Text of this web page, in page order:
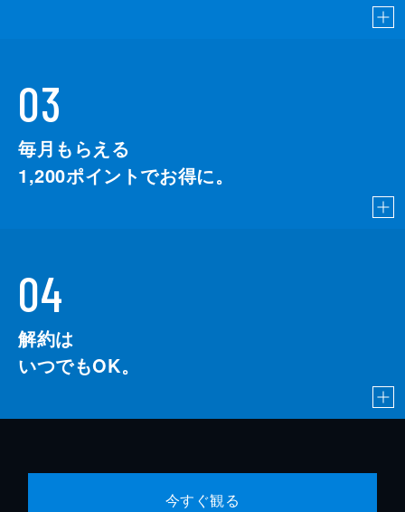
03
毎月もらえる
1,200ポイントでお得に。
04
解約は
いつでもOK。
今すぐ観る